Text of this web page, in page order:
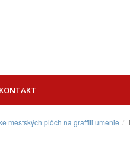
KONTAKT
mestských plôch na graffiti umenie